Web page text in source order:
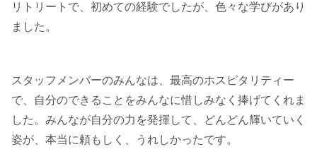
リトリートで、初めての経験でしたが、色々な学びがあり
ました。
スタッフメンバーのみんなは、最高のホスピタリティー
で、自分のできることをみんなに惜しみなく捧げてくれま
した。みんなが自分の力を発揮して、どんどん輝いていく
姿が、本当に頼もしく、うれしかったです。